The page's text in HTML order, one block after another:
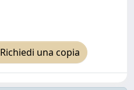
Richiedi una copia